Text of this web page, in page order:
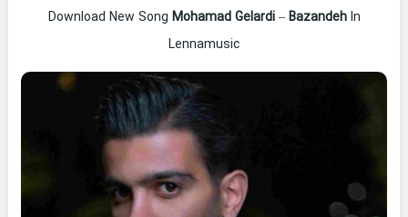
Download New Song Mohamad Gelardi– BazandehIn
Lennamusic